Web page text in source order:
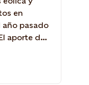
en
año pasado
aporte de